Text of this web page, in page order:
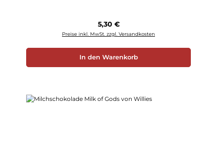
Regulärer Preis:
5,30 €
Preise inkl. MwSt. zzgl. Versandkosten
In den Warenkorb